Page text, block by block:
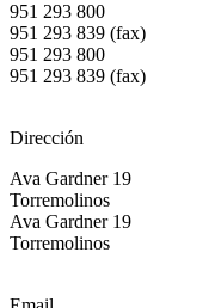
951 293 800
951 293 839 (fax)
951 293 800
951 293 839 (fax)
Dirección
Ava Gardner 19
Torremolinos
Ava Gardner 19
Torremolinos